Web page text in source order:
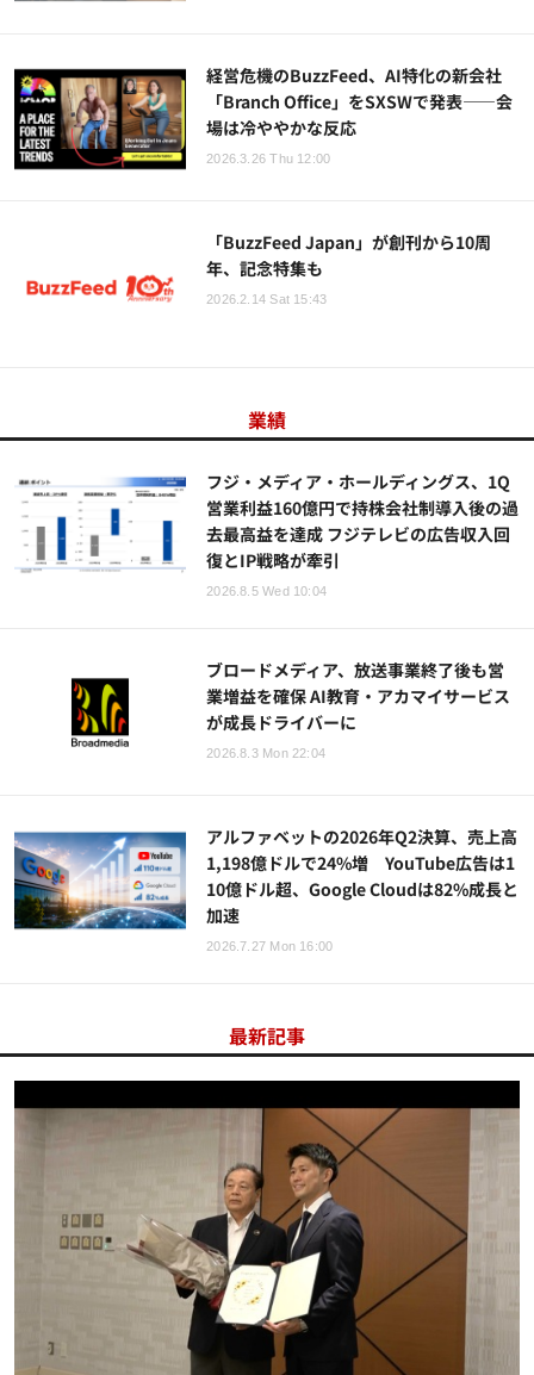
経営危機のBuzzFeed、AI特化の新会社
「Branch Office」をSXSWで発表——会
場は冷ややかな反応
2026.3.26 Thu 12:00
「BuzzFeed Japan」が創刊から10周
年、記念特集も
2026.2.14 Sat 15:43
業績
フジ・メディア・ホールディングス、1Q
営業利益160億円で持株会社制導入後の過
去最高益を達成 フジテレビの広告収入回
復とIP戦略が牽引
2026.8.5 Wed 10:04
ブロードメディア、放送事業終了後も営
業増益を確保 AI教育・アカマイサービス
が成長ドライバーに
2026.8.3 Mon 22:04
アルファベットの2026年Q2決算、売上高
1,198億ドルで24%増 YouTube広告は1
10億ドル超、Google Cloudは82%成長と
加速
2026.7.27 Mon 16:00
最新記事